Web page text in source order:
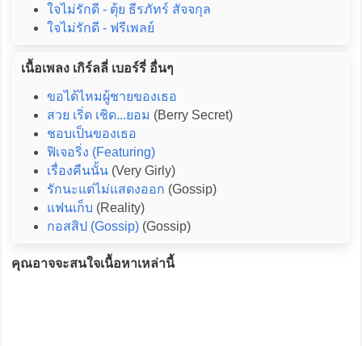
ใจไม่รักดี - ตุ้ย ธีรภัทร์ สัจจกุล
ใจไม่รักดี - ฟรีเพลย์
เนื้อเพลง เกิร์ลลี่ เบอร์รี่ อื่นๆ
ขอได้ไหมผู้ชายของเธอ
สวย เริ่ด เชิด...ยอม (Berry Secret)
ชอบเป็นของเธอ
ฟิเจอริ่ง (Featuring)
เรื่องคืนนั้น(Very Girly)
รักนะแต่ไม่แสดงออก (Gossip)
แฟนเก็บ (Reality)
กอสสิป (Gossip)(Gossip)
คุณอาจจะสนใจเนื้อหาเหล่านี้